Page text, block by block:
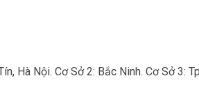
Hà Nội. Cơ Sở 2: Bắc Ninh. Cơ Sở 3: